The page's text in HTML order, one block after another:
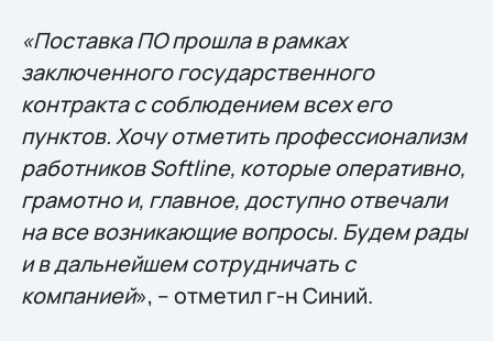
«Поставка ПО прошла в рамках
заключенного государственного
контракта с соблюдением всех его
пунктов. Хочу отметить профессионализм
работников Softline, которые оперативно,
грамотно и, главное, доступно отвечали
на все возникающие вопросы. Будем рады
и в дальнейшем сотрудничать с
компанией», – отметил г-н Синий.